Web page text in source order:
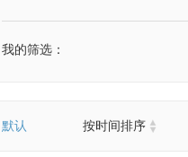
我的筛选：
默认 按时间排序